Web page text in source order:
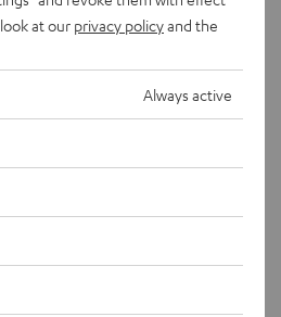
at our privacy policyand the
Always active